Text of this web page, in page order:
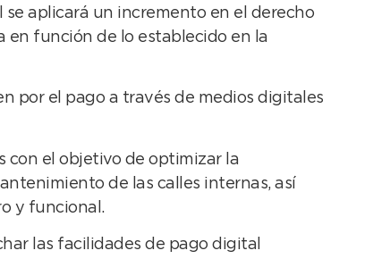
se aplicará un incremento en el derecho
en función de lo establecido en la
por el pago a través de medios digitales
con el objetivo de optimizar la
de las calles internas, así
y funcional.
las facilidades de pago digital